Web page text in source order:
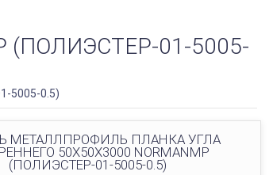
(ПОЛИЭСТЕР-01-5005-
5005-0.5)
МЕТАЛЛПРОФИЛЬ ПЛАНКА УГЛА
50Х50Х3000 NORMANMP
(ПОЛИЭСТЕР-01-5005-0.5)